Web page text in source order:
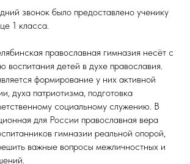
звонок было предоставлено ученику
1 класса.
православная гимназия несёт с
детей в духе православия.
формирование у них активной
духа патриотизма, подготовка
социальному служению. В
для России православная вера
гимназии реальной опорой,
важные вопросы межличностных и